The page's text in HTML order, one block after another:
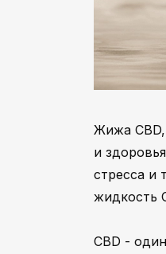
Жижа
и
стресса и
жидкость
CBD -